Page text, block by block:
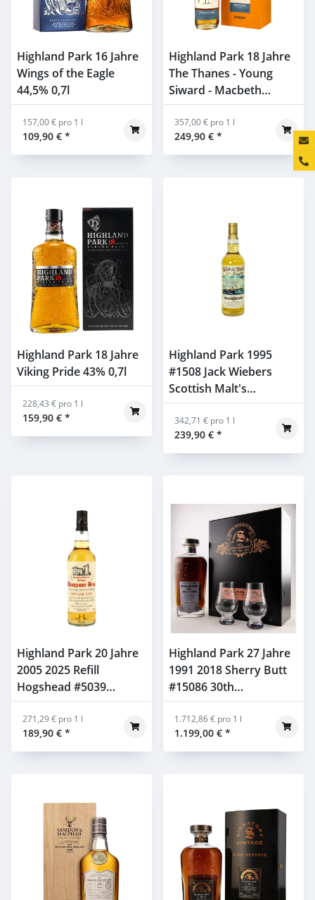
Highland Park 16 Jahre
Wings of the Eagle
44,5% 0,7l
109,90 € *
157,00 € pro 1 l
Highland Park 18 Jahre
The Thanes - Young
Siward - Macbeth
Collection Act Two
50,8% 0,7l
249,90 € *
357,00 € pro 1 l
Highland Park 18 Jahre
Viking Pride 43% 0,7l
159,90 € *
228,43 € pro 1 l
Highland Park 1995
#1508 Jack Wiebers
Scottish Malt's
Steamship Line 54,2%
0,7l
239,90 € *
342,71 € pro 1 l
Highland Park 20 Jahre
2005 2025 Refill
Hogshead #5039
Thompson Bros. 54,1%
0,7l
189,90 € *
271,29 € pro 1 l
Highland Park 27 Jahre
1991 2018 Sherry Butt
#15086 30th
Anniversary Signatory
52% 0,7l
1.199,00 € *
1.712,86 € pro 1 l